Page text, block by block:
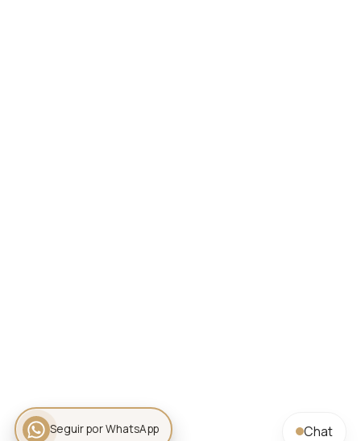
Seguir por WhatsApp Chat